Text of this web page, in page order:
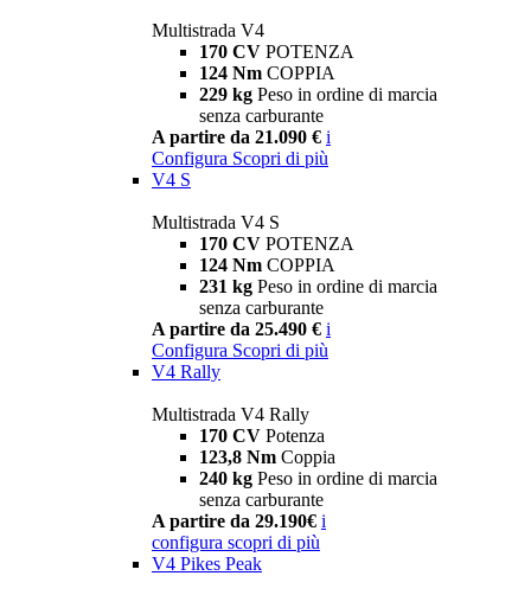
Multistrada V4
170 CV POTENZA
124 Nm COPPIA
229 kg Peso in ordine di marcia
senza carburante
A partire da 21.090 € i
Configura Scopri di più
V4 S
Multistrada V4 S
170 CV POTENZA
124 Nm COPPIA
231 kg Peso in ordine di marcia
senza carburante
A partire da 25.490 € i
Configura Scopri di più
V4 Rally
Multistrada V4 Rally
170 CV Potenza
123,8 Nm Coppia
240 kg Peso in ordine di marcia
senza carburante
A partire da 29.190€ i
configura scopri di più
V4 Pikes Peak